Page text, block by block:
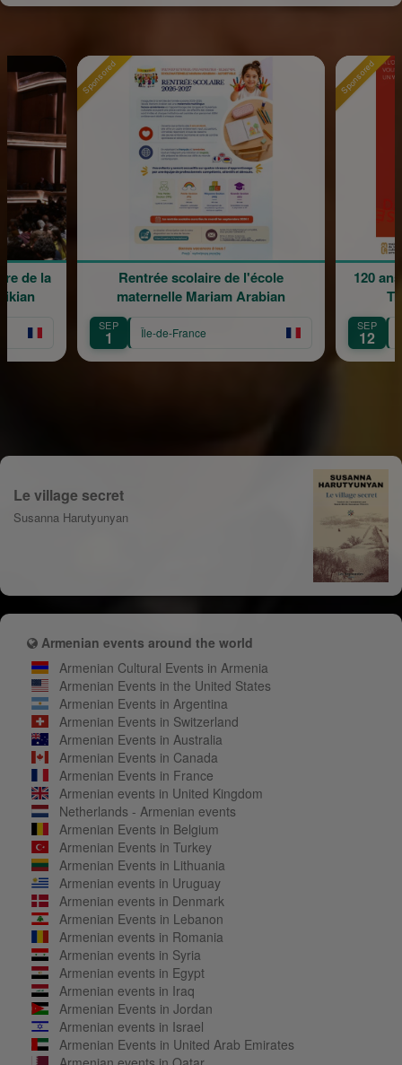
Sponsored
Rentrée scolaire de l'école
maternelle Mariam Arabian
SEP
1 Île-de-France
Sponsored
120
SEP
12
de la
Le village secret
Susanna Harutyunyan
Armenian events around the world
Armenian Cultural Events in Armenia
Armenian Events in the United States
Armenian Events in Argentina
Armenian Events in Switzerland
Armenian Events in Australia
Armenian Events in Canada
Armenian Events in France
Armenian events in United Kingdom
Netherlands - Armenian events
Armenian Events in Belgium
Armenian Events in Turkey
Armenian Events in Lithuania
Armenian events in Uruguay
Armenian events in Denmark
Armenian Events in Lebanon
Armenian events in Romania
Armenian events in Syria
Armenian events in Egypt
Armenian events in Iraq
Armenian Events in Jordan
Armenian events in Israel
Armenian Events in United Arab Emirates